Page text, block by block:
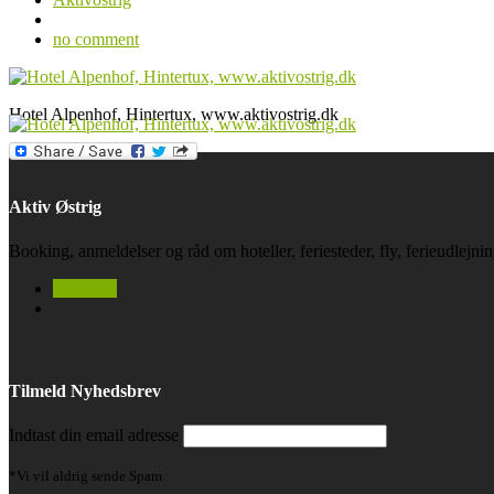
no comment
Hotel Alpenhof, Hintertux, www.aktivostrig.dk
Aktiv Østrig
Booking, anmeldelser og råd om hoteller, feriesteder, fly,
Tilmeld Nyhedsbrev
Indtast din email adresse
*Vi vil aldrig sende Spam